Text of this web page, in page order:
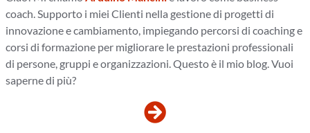
coach. Supporto i miei Clienti nella gestione di progetti di
innovazione e cambiamento, impiegando percorsi di coaching e
corsi di formazione per migliorare le prestazioni professionali
di persone, gruppi e organizzazioni. Questo è il mio blog. Vuoi
saperne di più?